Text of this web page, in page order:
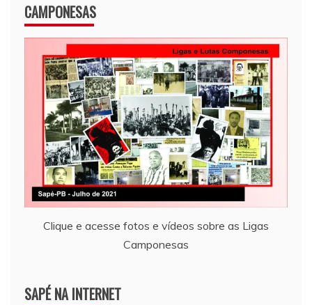
CAMPONESAS
Clique e acesse fotos e vídeos sobre as Ligas
Camponesas
SAPÉ NA INTERNET